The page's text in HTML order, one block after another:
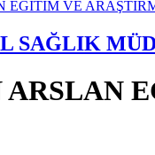
SAĞLIK
ARSLAN